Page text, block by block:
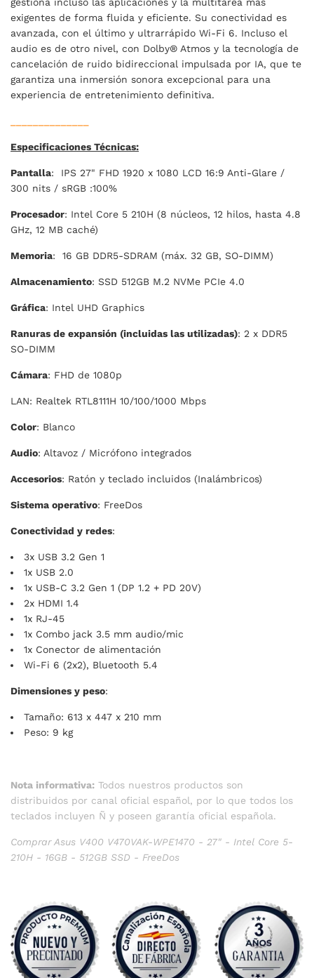
exigentes de forma fluida y eficiente. Su conectividad es
avanzada, con el último y ultrarrápido Wi-Fi 6. Incluso el
audio es de otro nivel, con Dolby® Atmos y la tecnología de
cancelación de ruido bidireccional impulsada por IA, que te
garantiza una inmersión sonora excepcional para una
experiencia de entretenimiento definitiva.
Especificaciones Técnicas:
Pantalla: IPS 27" FHD 1920 x 1080 LCD 16:9 Anti-Glare /
300 nits / sRGB :100%
Procesador: Intel Core 5 210H (8 núcleos, 12 hilos, hasta 4.8
GHz, 12 MB caché)
Memoria: 16 GB DDR5-SDRAM (máx. 32 GB, SO-DIMM)
Almacenamiento: SSD 512GB M.2 NVMe PCIe 4.0
Gráfica: Intel UHD Graphics
Ranuras de expansión (incluidas las utilizadas): 2 x DDR5
SO-DIMM
Cámara: FHD de 1080p
LAN: Realtek RTL8111H 10/100/1000 Mbps
Color: Blanco
Audio: Altavoz / Micrófono integrados
Accesorios: Ratón y teclado incluidos (Inalámbricos)
Sistema operativo: FreeDos
Conectividad y redes:
3x USB 3.2 Gen 1
1x USB 2.0
1x USB-C 3.2 Gen 1 (DP 1.2 + PD 20V)
2x HDMI 1.4
1x RJ-45
1x Combo jack 3.5 mm audio/mic
1x Conector de alimentación
Wi-Fi 6 (2x2), Bluetooth 5.4
Dimensiones y peso:
Tamaño: 613 x 447 x 210 mm
Peso: 9 kg
Nota informativa: Todos nuestros productos son
distribuidos por canal oficial español, por lo que todos los
teclados incluyen Ñ y poseen garantía oficial española.
Comprar Asus V400 V470VAK-WPE1470 - 27" - Intel Core 5-
210H - 16GB - 512GB SSD - FreeDos